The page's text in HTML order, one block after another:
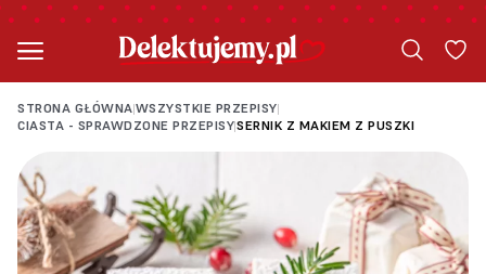
STRONA GŁÓWNA|WSZYSTKIE PRZEPISY|
CIASTA - SPRAWDZONE PRZEPISY|SERNIK Z MAKIEM Z PUSZKI